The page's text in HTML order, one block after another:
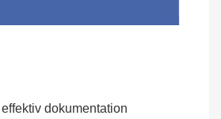
dokumentation